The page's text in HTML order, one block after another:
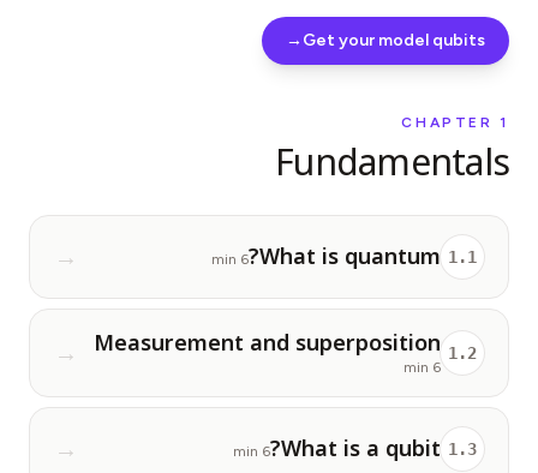
الأطفال وأولياء الأمور
المؤسسات
العلم
كيوبتات في الواقع
دراسة حالة تعليمية
دراسة حالة توعوية
QCaMP Quantum Fundamentals Workshop
Undergraduate Quantum Education
الورقة التقنية
الموارد
Get your model qubits
→
CHAPTER 1
Fundamentals
1 .1
What is quantum?
6 min
→
1 .2
Measurement and superposition
6 min
→
1 .3
What is a qubit?
6 min
→